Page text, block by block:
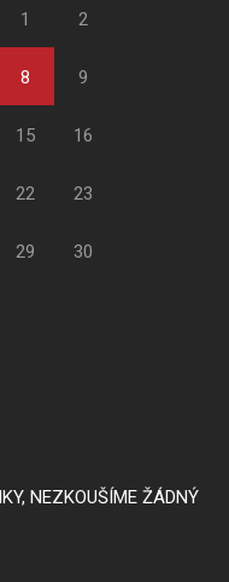
1 2
8 9
15 16
22 23
29 30
NEZKOUŠÍME ŽÁDNÝ